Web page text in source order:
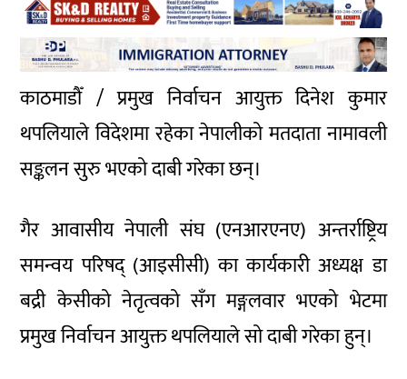
काठमाडौँ / प्रमुख निर्वाचन आयुक्त दिनेश कुमार
थपलियाले विदेशमा रहेका नेपालीको मतदाता नामावली
सङ्कलन सुरु भएको दाबी गरेका छन्।
गैर आवासीय नेपाली संघ (एनआरएनए) अन्तर्राष्ट्रिय
समन्वय परिषद् (आइसीसी) का कार्यकारी अध्यक्ष डा
बद्री केसीको नेतृत्वको सँग मङ्गलवार भएको भेटमा
प्रमुख निर्वाचन आयुक्त थपलियाले सो दाबी गरेका हुन्।